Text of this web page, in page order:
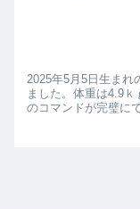
2025年5月5日生まれ
ました。体重は4.9
のコマンドが完璧に